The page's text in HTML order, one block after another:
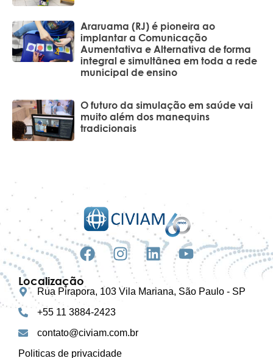
Araruama (RJ) é pioneira ao
implantar a Comunicação
Aumentativa e Alternativa de forma
integral e simultânea em toda a rede
municipal de ensino
O futuro da simulação em saúde vai
muito além dos manequins
tradicionais
Localização
Rua Pirapora, 103 Vila Mariana, São Paulo - SP
+55 11 3884-2423
contato@civiam.com.br
Politicas de privacidade